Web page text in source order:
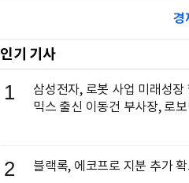
경
인기 기사
1
삼성전자, 로봇 사업 미래성
믹스 출신 이동건 부사장, 로
2 블랙록, 에코프로 지분 추가